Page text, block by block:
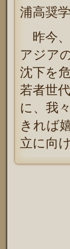
浦高奨
昨今、
アジア
沈下を
若者世
に、我
きれば
立に向